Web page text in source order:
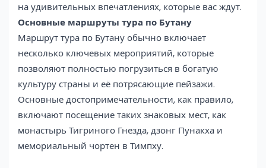
на удивительных впечатлениях, которые вас ждут.
Основные маршруты тура по Бутану
Маршрут тура по Бутану обычно включает
несколько ключевых мероприятий, которые
позволяют полностью погрузиться в богатую
культуру страны и её потрясающие пейзажи.
Основные достопримечательности, как правило,
включают посещение таких знаковых мест, как
монастырь Тигриного Гнезда, дзонг Пунакха и
мемориальный чортен в Тимпху.